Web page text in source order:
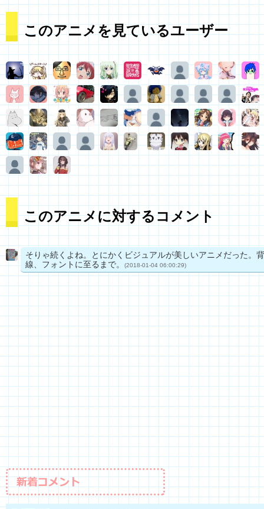
このアニメを見ているユーザー
このアニメに対するコメント
そりゃ続くよね。とにかくビジュアルが美しいアニメだった。
線、フォントに至るまで。
(2018-01-04 06:00:29)